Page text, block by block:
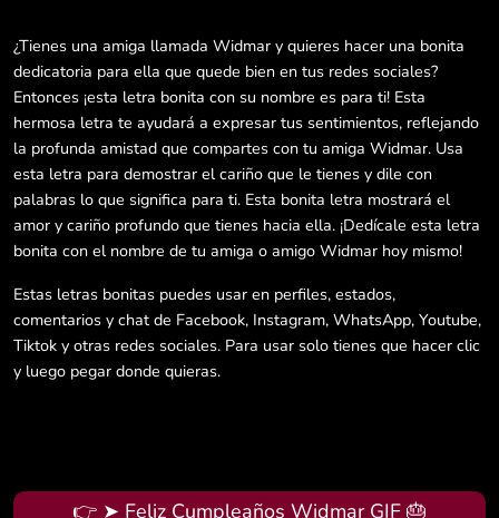
¿Tienes una amiga llamada Widmar y quieres hacer una bonita
dedicatoria para ella que quede bien en tus redes sociales?
Entonces ¡esta letra bonita con su nombre es para ti! Esta
hermosa letra te ayudará a expresar tus sentimientos, reflejando
la profunda amistad que compartes con tu amiga Widmar. Usa
esta letra para demostrar el cariño que le tienes y dile con
palabras lo que significa para ti. Esta bonita letra mostrará el
amor y cariño profundo que tienes hacia ella. ¡Dedícale esta letra
bonita con el nombre de tu amiga o amigo Widmar hoy mismo!
Estas letras bonitas puedes usar en perfiles, estados,
comentarios y chat de Facebook, Instagram, WhatsApp, Youtube,
Tiktok y otras redes sociales. Para usar solo tienes que hacer clic
y luego pegar donde quieras.
👉 ➤ Feliz Cumpleaños Widmar GIF 🎂